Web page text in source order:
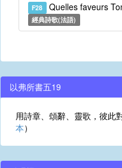
F28 Quelles faveurs
經典詩歌(法語)
以弗所書五19
用詩章、頌辭、靈歌，彼此
本）